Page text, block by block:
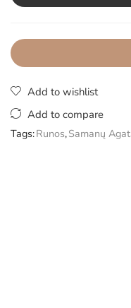
Add to wishlist
Add to compare
Tags:Runos,Samanų